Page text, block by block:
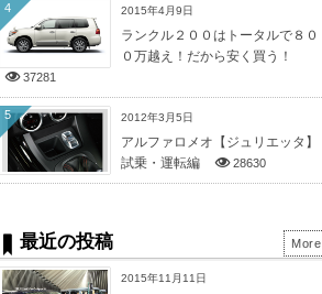
2015年4月9日
ランクル２００はトータルで８０
０万越え！だから安く買う！
37281
4
2012年3月5日
アルファロメオ【ジュリエッタ】
試乗・運転編
28630
5
最近の投稿
2015年11月11日
More